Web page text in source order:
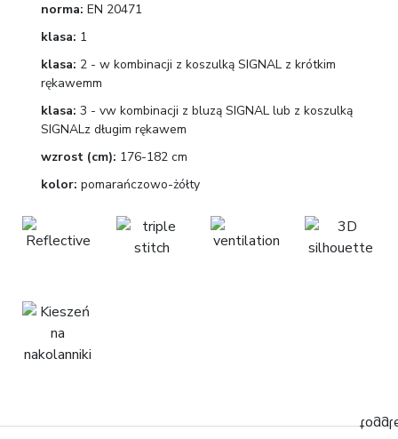
norma: EN 20471
klasa: 1
klasa: 2 - w kombinacji z koszulką SIGNAL z krótkim
rękawemm
klasa: 3 - vw kombinacji z bluzą SIGNAL lub z koszulką
SIGNALz długim rękawem
wzrost (cm): 176-182 cm
kolor: pomarańczowo-żółty